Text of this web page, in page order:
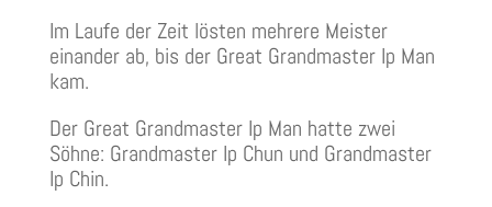
Im Laufe der Zeit lösten mehrere Meister
einander ab, bis der Great Grandmaster Ip Man
kam.
Der Great Grandmaster Ip Man hatte zwei
Söhne: Grandmaster Ip Chun und Grandmaster
Ip Chin.